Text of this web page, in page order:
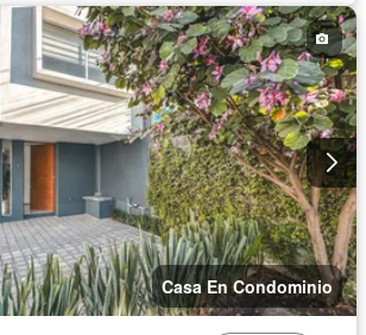
Despacho
Recámara con closet
por cable
Wifi
Casa En Condominio